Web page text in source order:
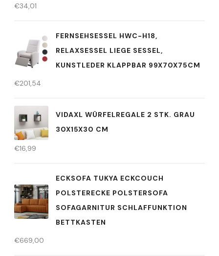
€34,01
FERNSEHSESSEL HWC-H18,
RELAXSESSEL LIEGE SESSEL,
KUNSTLEDER KLAPPBAR 99X70X75CM
€201,54
VIDAXL WÜRFELREGALE 2 STK. GRAU
30X15X30 CM
€16,99
ECKSOFA TUKYA ECKCOUCH
POLSTERECKE POLSTERSOFA
SOFAGARNITUR SCHLAFFUNKTION
BETTKASTEN
€669,00